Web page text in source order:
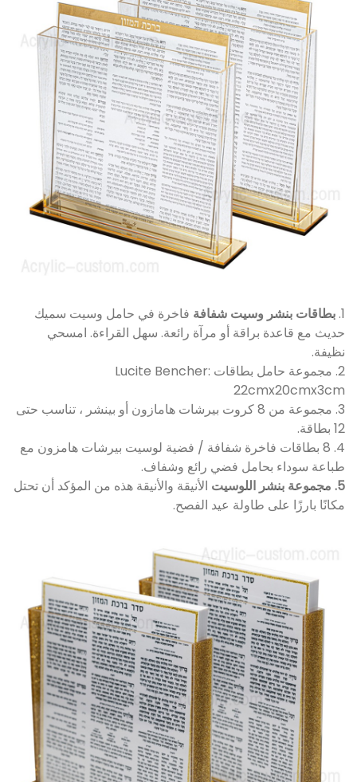
1. بطاقات بنشر وسيت شفافة فاخرة في حامل وسيت سميك
حديث مع قاعدة براقة أو مرآة رائعة. سهل القراءة. امسحي
نظيفة.
2. مجموعة حامل بطاقات Lucite Bencher:
22cmx20cmx3cm
3. مجموعة من 8 كروت بيرشات هامازون أو بينشر ، تناسب حتى
12 بطاقة.
4. 8 بطاقات فاخرة شفافة / فضية لوسيت بيرشات هامزون مع
طباعة سوداء بحامل فضي رائع وشفاف.
5. مجموعة بنشر اللوسيت
الأنيقة والأنيقة هذه من المؤكد أن تحتل
مكانًا بارزًا على طاولة عيد الفصح.